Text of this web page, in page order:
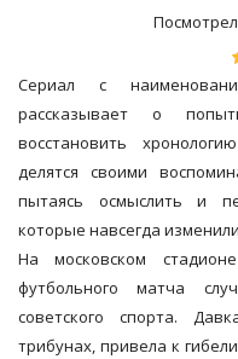
Сериал с
рассказывает о
восстановить
делятся своими
пытаясь осмыслить и
которые навсегда
На московском
футбольного матча
советского спорта.
трибунах, привела к